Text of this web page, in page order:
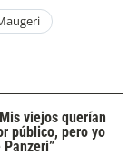
viejos querían
público, pero yo